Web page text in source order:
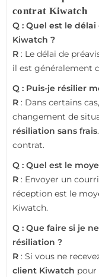
contrat Kiwatch
Q : Quel est le
Kiwatch ?
R : Le délai de
il est généralement
Q : Puis-je résilier
R : Dans certains
changement de
résiliation sans frais
contrat.
Q : Quel est le
R : Envoyer un
réception est le
Kiwatch.
Q : Que faire si je
résiliation ?
R : Si vous ne
client Kiwatch pour